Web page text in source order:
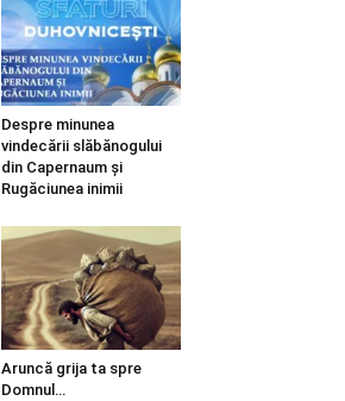
Despre minunea
vindecării slăbănogului
din Capernaum și
Rugăciunea inimii
Aruncă grija ta spre
Domnul…